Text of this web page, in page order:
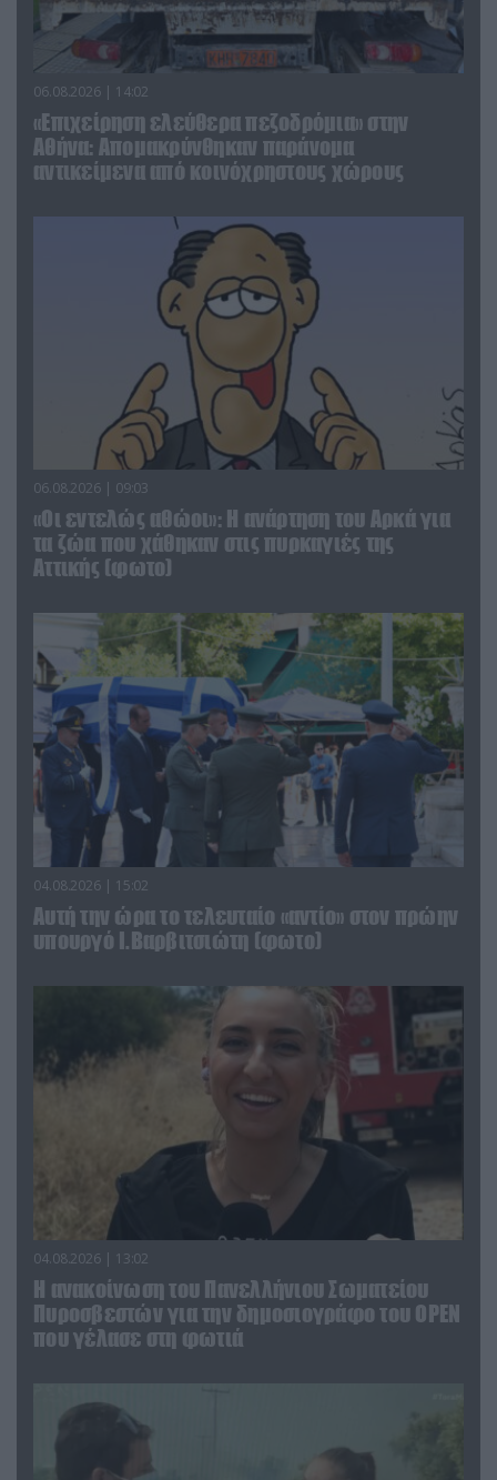
06.08.2026 | 14:02
«Επιχείρηση ελεύθερα πεζοδρόμια» στην
Αθήνα: Απομακρύνθηκαν παράνομα
αντικείμενα από κοινόχρηστους χώρους
06.08.2026 | 09:03
«Οι εντελώς αθώοι»: Η ανάρτηση του Αρκά για
τα ζώα που χάθηκαν στις πυρκαγιές της
Αττικής (φωτο)
04.08.2026 | 15:02
Αυτή την ώρα το τελευταίο «αντίο» στον πρώην
υπουργό Ι.Βαρβιτσιώτη (φωτο)
04.08.2026 | 13:02
Η ανακοίνωση του Πανελλήνιου Σωματείου
Πυροσβεστών για την δημοσιογράφο του OPEN
που γέλασε στη φωτιά